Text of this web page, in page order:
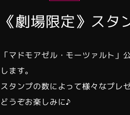
《劇場限定》スタ
「マドモアゼル・モーツァルト」
します。
スタンプの数によって様々なプレ
どうぞお楽しみに♪